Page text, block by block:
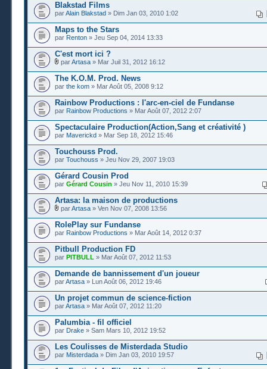
Blakstad Films
parAlain Blakstad » Dim Jan 03, 2010 1:02
Maps to the Stars
par Renton » Jeu Sep 04, 2014 13:33
C'est mort ici ?
parArtasa » Mar Juil 31, 2012 16:12
The K.O.M. Prod. News
par the kom » Mar Août 05, 2008 9:12
Rainbow Productions : l'arc-en-ciel de Fundanse
par Rainbow Productions » Mar Août 07, 2012 2:07
Spectaculaire Production(Action,Sang et créativité )
par Maverickd » Mar Sep 18, 2012 15:46
Touchouss Prod.
par Touchouss » Jeu Nov 29, 2007 19:03
Gérard Cousin Prod
par Gérard Cousin » Jeu Nov 11, 2010 15:39
Artasa: la maison de productions
parArtasa » Ven Nov 07, 2008 13:56
RolePlay sur Fundanse
par Rainbow Productions » Mar Août 14, 2012 0:37
Pitbull Production FD
par PITBULL » Mar Août 07, 2012 11:53
Demande de bannissement d'un joueur
parArtasa » Lun Août 06, 2012 19:46
Un projet commun de science-fiction
parArtasa » Mar Août 07, 2012 11:20
Palumbia - fil officiel
par Drake » Sam Mars 10, 2012 19:52
Les Coulisses de Misterdada Studio
par Misterdada » Dim Jan 03, 2010 19:57